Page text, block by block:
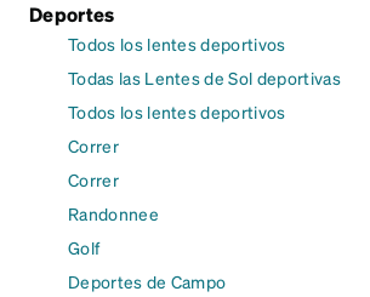
Deportes
Todos los lentes deportivos
Todas las Lentes de Sol deportivas
Todos los lentes deportivos
Correr
Correr
Randonnee
Golf
Deportes de Campo